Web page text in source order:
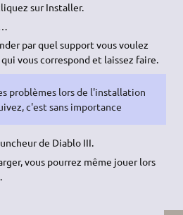
sur Installer.
par quel support vous voulez
vous correspond et laissez faire.
problèmes lors de l'installation
c'est sans importance
de Diablo III.
vous pourrez même jouer lors